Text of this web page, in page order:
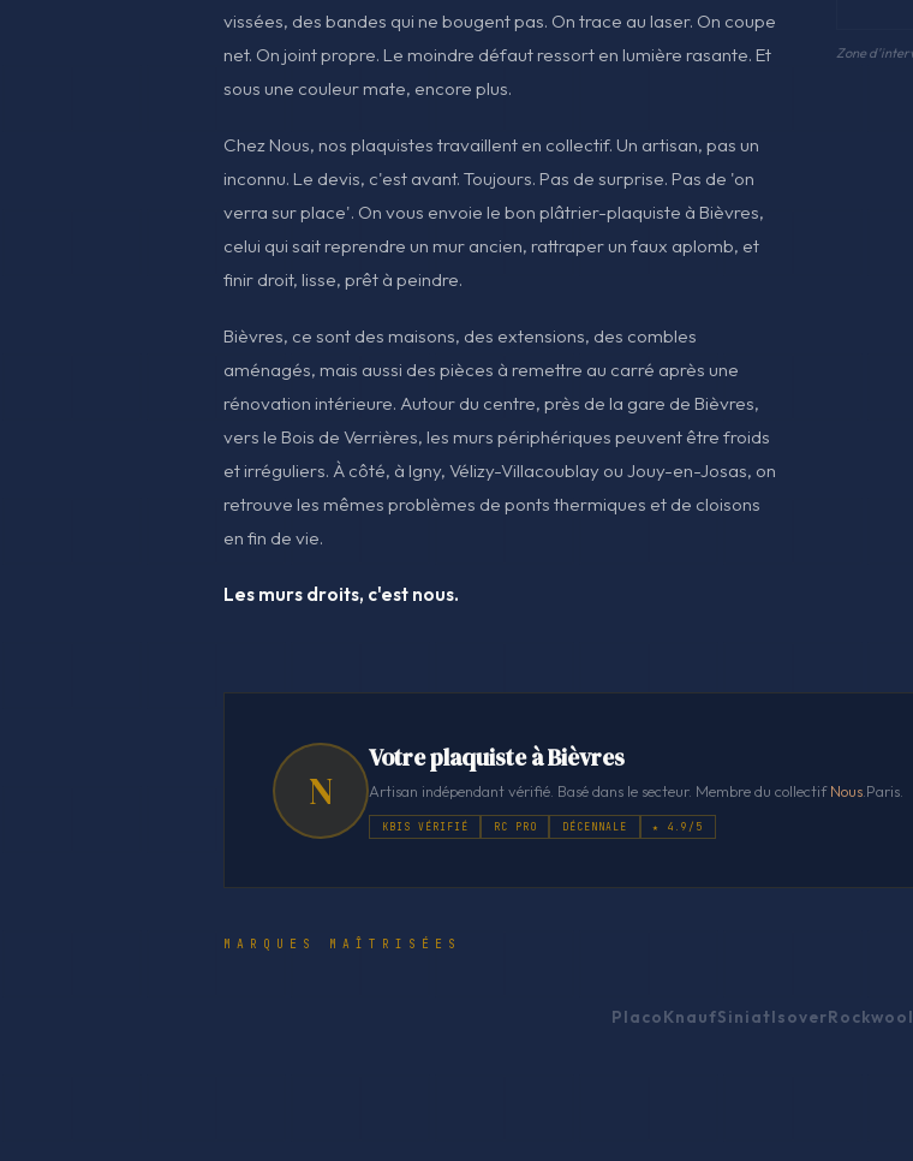
vissées, des bandes qui ne bougent pas. On trace au laser. On coupe
net. On joint propre. Le moindre défaut ressort en lumière rasante. Et
sous une couleur mate, encore plus.
Chez Nous, nos plaquistes travaillent en collectif. Un artisan, pas un
inconnu. Le devis, c'est avant. Toujours. Pas de surprise. Pas de 'on
verra sur place'. On vous envoie le bon plâtrier-plaquiste à Bièvres,
celui qui sait reprendre un mur ancien, rattraper un faux aplomb, et
finir droit, lisse, prêt à peindre.
Bièvres, ce sont des maisons, des extensions, des combles
aménagés, mais aussi des pièces à remettre au carré après une
rénovation intérieure. Autour du centre, près de la gare de Bièvres,
vers le Bois de Verrières, les murs périphériques peuvent être froids
et irréguliers. À côté, à Igny, Vélizy-Villacoublay ou Jouy-en-Josas, on
retrouve les mêmes problèmes de ponts thermiques et de cloisons
en fin de vie.
Les murs droits, c'est nous.
Zone
N
Votre plaquiste à Bièvres
Artisan indépendant vérifié. Basé dans le secteur. Membre du collectifNous.Paris.
KBIS VÉRIFIÉ RC PRO DÉCENNALE ★ 4.9/5
MARQUES MAÎTRISÉES
PlacoKnaufSiniatIsoverRockwool